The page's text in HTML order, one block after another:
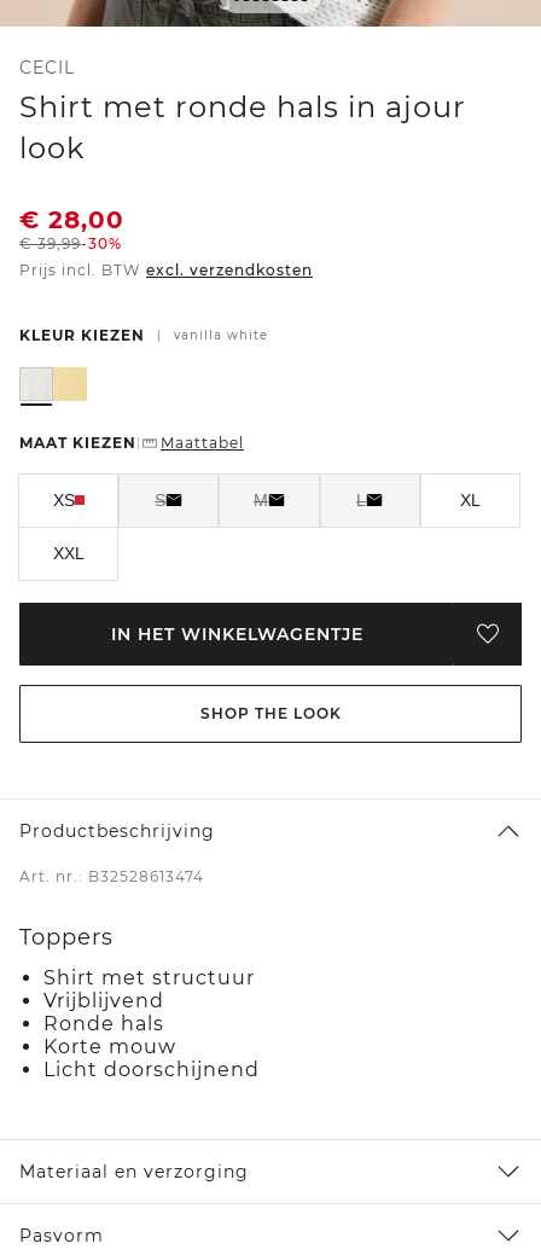
CECIL
Shirt met ronde hals in ajour
look
€ 28,00
€39,99-30%
Prijs incl. BTW excl. verzendkosten
KLEUR KIEZEN vanilla white
MAAT KIEZEN Maattabel
XS S M L XL
XXL
IN HET WINKELWAGENTJE
SHOP THE LOOK
Productbeschrijving
Art. nr.: B32528613474
Toppers
Shirt met structuur
Vrijblijvend
Ronde hals
Korte mouw
Licht doorschijnend
Materiaal en verzorging
Pasvorm